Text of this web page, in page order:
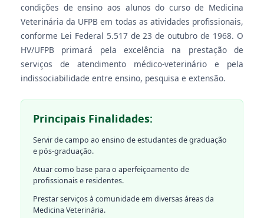
condições de ensino aos alunos do curso de Medicina
Veterinária da UFPB em todas as atividades profissionais,
conforme Lei Federal 5.517 de 23 de outubro de 1968. O
HV/UFPB primará pela excelência na prestação de
serviços de atendimento médico-veterinário e pela
indissociabilidade entre ensino, pesquisa e extensão.
Principais Finalidades:
Servir de campo ao ensino de estudantes de graduação
e pós-graduação.
Atuar como base para o aperfeiçoamento de
profissionais e residentes.
Prestar serviços à comunidade em diversas áreas da
Medicina Veterinária.